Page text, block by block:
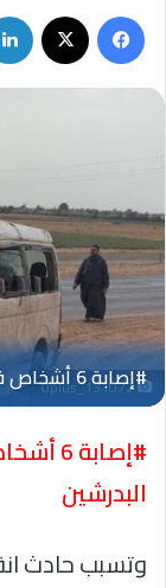
فيسبوك
Oplus_131072
البدرشين
وتسبب حادث